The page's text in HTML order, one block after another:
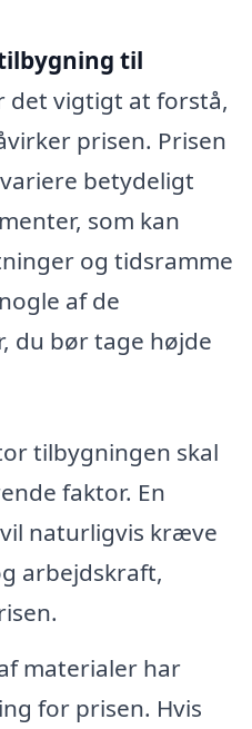
til
det vigtigt at forstå,
prisen. Prisen
betydeligt
som kan
og tidsramme
af de
du bør tage højde
tilbygningen skal
faktor. En
naturligvis kræve
arbejdskraft,
materialer har
for prisen. Hvis